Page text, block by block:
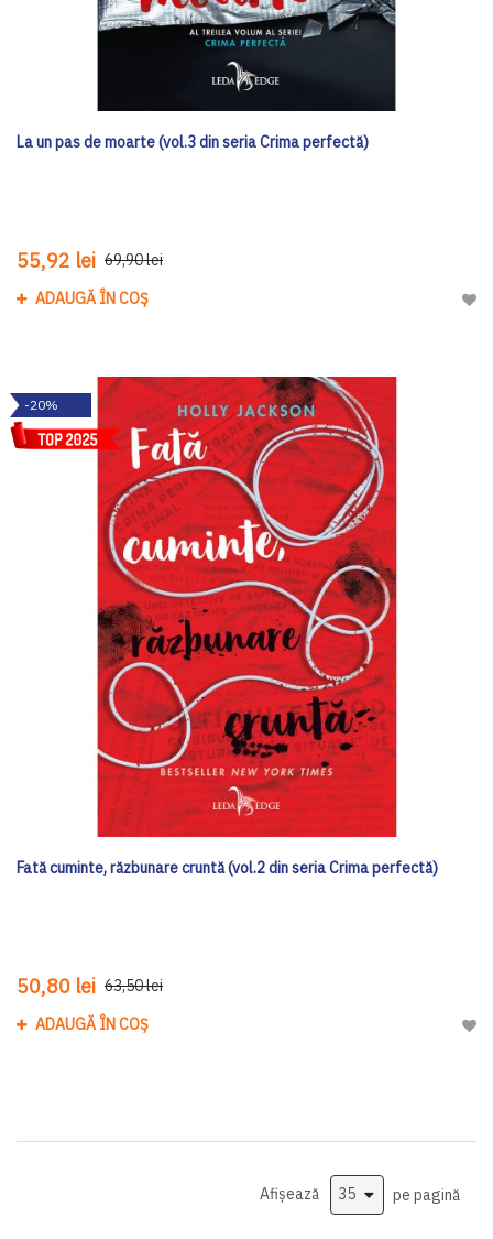
La un pas de moarte (vol.3 din seria Crima perfectă)
55,92 lei 69,90 lei
ADAUGĂ ÎN COȘ
-20%
Fată cuminte, răzbunare cruntă (vol.2 din seria Crima perfectă)
50,80 lei 63,50 lei
ADAUGĂ ÎN COȘ
Afișează pe pagină